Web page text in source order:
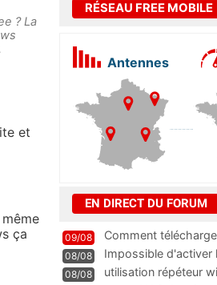
? La
et
ça
RÉSEAU FREE MOBILE
Antennes
EN DIRECT DU FORUM
09/08 Comment
08/08
Impossible d'activer
résiliation
08/08 utilisation répéteur